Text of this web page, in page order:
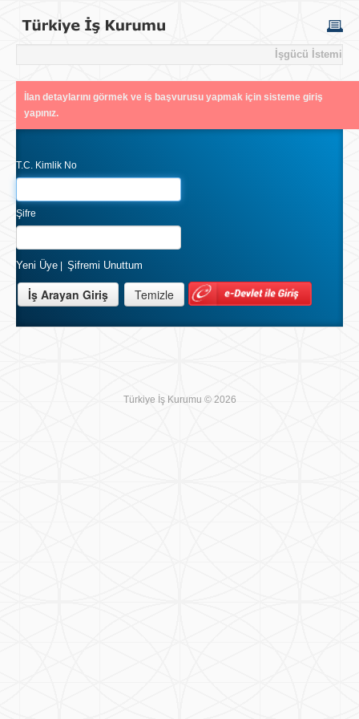
İşgücü İstemi
İlan detaylarını görmek ve iş başvurusu yapmak için sisteme giriş
yapınız.
T.C. Kimlik No
Şifre
Yeni Üye Şifremi Unuttum
Türkiye İş Kurumu © 2026